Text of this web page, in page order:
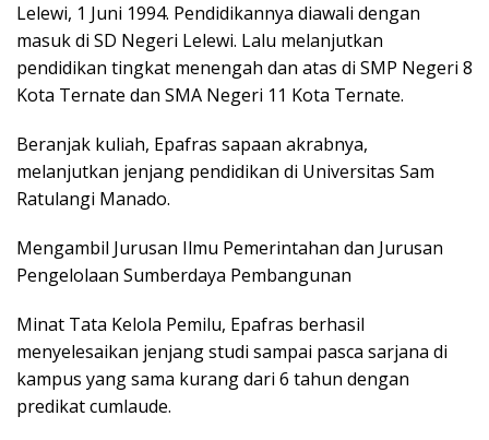
Lelewi, 1 Juni 1994. Pendidikannya diawali dengan
masuk di SD Negeri Lelewi. Lalu melanjutkan
pendidikan tingkat menengah dan atas di SMP Negeri 8
Kota Ternate dan SMA Negeri 11 Kota Ternate.
Beranjak kuliah, Epafras sapaan akrabnya,
melanjutkan jenjang pendidikan di Universitas Sam
Ratulangi Manado.
Mengambil Jurusan Ilmu Pemerintahan dan Jurusan
Pengelolaan Sumberdaya Pembangunan
Minat Tata Kelola Pemilu, Epafras berhasil
menyelesaikan jenjang studi sampai pasca sarjana di
kampus yang sama kurang dari 6 tahun dengan
predikat cumlaude.